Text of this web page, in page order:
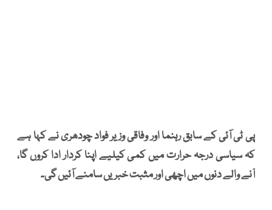
پی ٹی آئی کے سابق رہنما اور وفاقی وزیر فواد چودھری نے کہا ہے
کہ سیاسی درجہ حرارت میں کمی کیلیے اپنا کردار ادا کروں گا،
آنے والے دنوں میں اچھی اور مثبت خبریں سامنے آئیں گی۔